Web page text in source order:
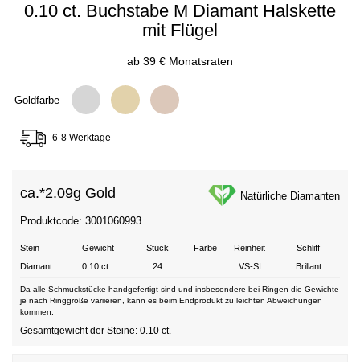
0.10 ct. Buchstabe M Diamant Halskette
mit Flügel
ab 39 € Monatsraten
Goldfarbe
6-8 Werktage
ca.*2.09g Gold Natürliche Diamanten
Produktcode: 3001060993
Stein Gewicht Stück Farbe Reinheit
Schliff
Diamant
0,10 ct. 24 VS-SI Brillant
Da alle Schmuckstücke handgefertigt sind und insbesondere bei Ringen die Gewichte
je nach Ringgröße variieren, kann es beim Endprodukt zu leichten Abweichungen
kommen.
Gesamtgewicht der Steine: 0.10 ct.